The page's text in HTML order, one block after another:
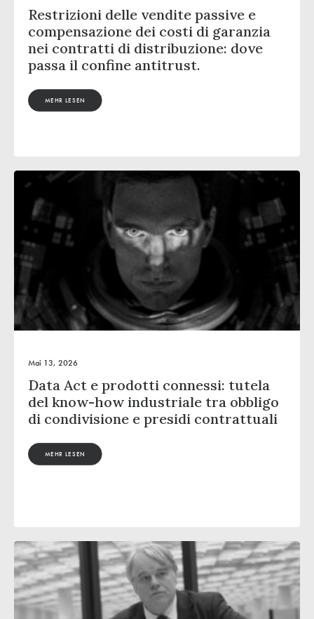
Restrizioni delle vendite passive e
compensazione dei costi di garanzia
nei contratti di distribuzione: dove
passa il confine antitrust.
MEHR LESEN
Mai 13, 2026
Data Act e prodotti connessi: tutela
del know-how industriale tra obbligo
di condivisione e presidi contrattuali
MEHR LESEN